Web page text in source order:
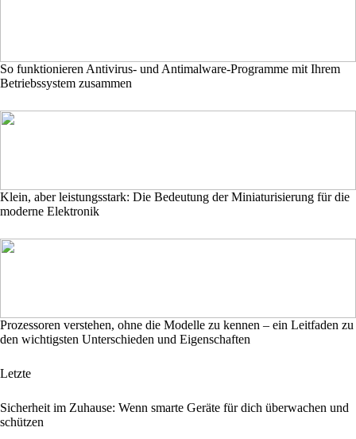
So funktionieren Antivirus- und Antimalware-Programme mit Ihrem
Betriebssystem zusammen
Klein, aber leistungsstark: Die Bedeutung der Miniaturisierung für die
moderne Elektronik
Prozessoren verstehen, ohne die Modelle zu kennen – ein Leitfaden zu
den wichtigsten Unterschieden und Eigenschaften
Letzte
Sicherheit im Zuhause: Wenn smarte Geräte für dich überwachen und
schützen